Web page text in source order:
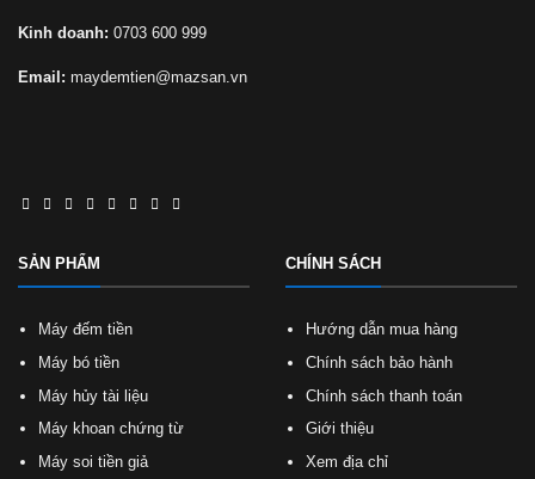
Kinh doanh: 0703 600 999
Email: maydemtien@mazsan.vn
SẢN PHẨM
Máy đếm tiền
Máy bó tiền
Máy hủy tài liệu
Máy khoan chứng từ
Máy soi tiền giả
CHÍNH SÁCH
Hướng dẫn mua hàng
Chính sách bảo hành
Chính sách thanh toán
Giới thiệu
Xem địa chỉ